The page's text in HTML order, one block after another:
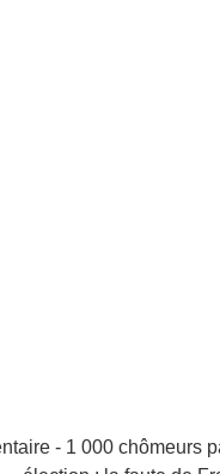
- 1 000 chômeurs